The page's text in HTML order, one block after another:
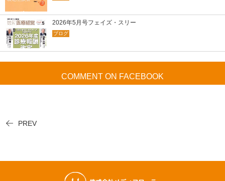
2026年5月号フェイズ・スリー
ブログ
COMMENT ON FACEBOOK
PREV